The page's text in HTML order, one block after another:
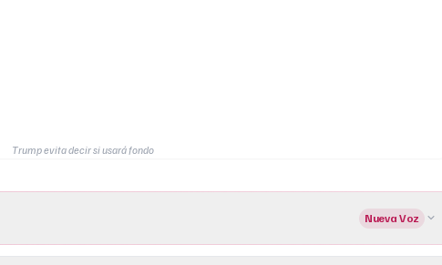
Trump evita decir si usará fondo
Nueva Voz